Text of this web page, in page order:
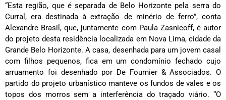
“Esta região, que é separada de Belo Horizonte pela serra do
Curral, era destinada à extração de minério de ferro”, conta
Alexandre Brasil, que, juntamente com Paula Zasnicoff, é autor
do projeto desta residência localizada em Nova Lima, cidade da
Grande Belo Horizonte. A casa, desenhada para um jovem casal
com filhos pequenos, fica em um condomínio fechado cujo
arruamento foi desenhado por De Fournier & Associados. O
partido do projeto urbanístico manteve os fundos de vales e os
topos dos morros sem a interferência do traçado viário. “O